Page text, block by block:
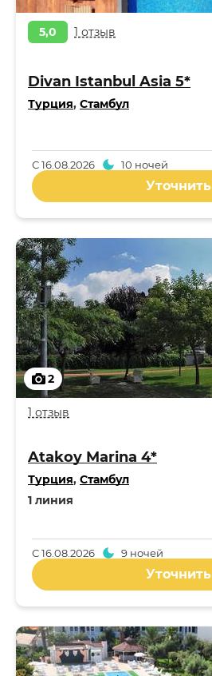
5,0 1 отзыв
Divan Istanbul Asia 5*
Турция, Стамбул
С16.08.2026 10 ночей
Уточнить
2
1 отзыв
Atakoy Marina 4*
Турция, Стамбул
1 линия
С16.08.2026 9 ночей
Уточнить